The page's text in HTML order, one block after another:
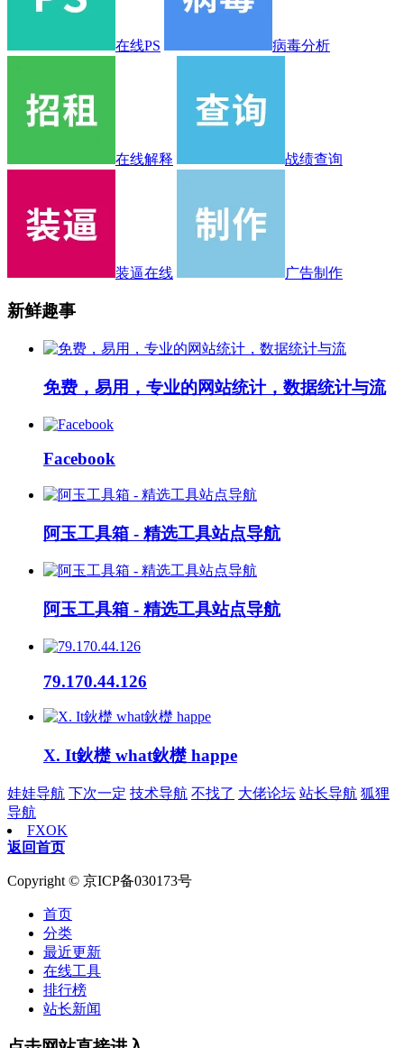
在线PS 病毒分析
在线解释 战绩查询
装逼在线 广告制作
新鲜趣事
免费，易用，专业的网站统计，数据统计与流
Facebook
阿玉工具箱 - 精选工具站点导航
阿玉工具箱 - 精选工具站点导航
79.170.44.126
X. It鈥檚 what鈥檚 happe
娃娃导航 下次一定 技术导航 不找了 大佬论坛 站长导航 狐狸
导航
FXOK
返回首页
Copyright © 京ICP备030173号
首页
分类
最近更新
在线工具
排行榜
站长新闻